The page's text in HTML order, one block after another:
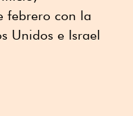
febrero con la
Unidos e Israel